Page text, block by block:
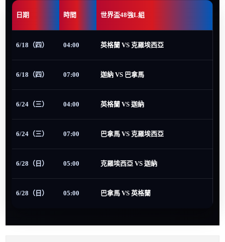
日期 時間 世界盃48強L組
6/18（四） 04:00 英格蘭 VS 克羅埃西亞
6/18（四） 07:00 迦納 VS 巴拿馬
6/24（三） 04:00 英格蘭 VS 迦納
6/24（三） 07:00 巴拿馬 VS 克羅埃西亞
6/28（日） 05:00 克羅埃西亞 VS 迦納
6/28（日） 05:00 巴拿馬 VS 英格蘭